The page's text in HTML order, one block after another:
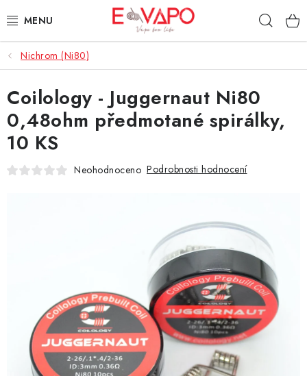
na
3D TISK
TIPY ZA DOBROU CENU
AROMATA A PŘÍCHUTĚ
BÁZE
DÁRKOVÉ VOUCHERY
ATOMIZÉRY A CARTRIDGE
Nichrom (Ni80)
Coilology - Juggernaut Ni80
0,48ohm předmotané spirálky,
10 KS
Neohodnoceno Podrobnosti hodnocení